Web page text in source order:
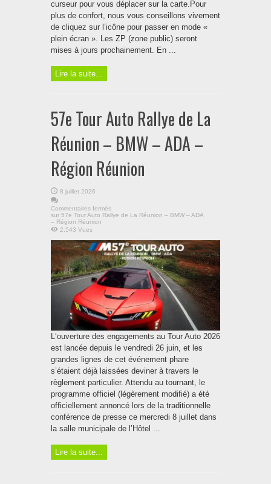
curseur pour vous déplacer sur la carte.Pour
plus de confort, nous vous conseillons vivement
de cliquez sur l’icône pour passer en mode «
plein écran ». Les ZP (zone public) seront
mises à jours prochainement. En ...
Lire la suite...
57e Tour Auto Rallye de La
Réunion – BMW – ADA –
Région Réunion
8 juillet 2026
Commentaires fermés
sur 57e Tour Auto Rallye de La Réunion – BMW – ADA
– Région Réunion
2,543 Vues
L‘ouverture des engagements au Tour Auto 2026
est lancée depuis le vendredi 26 juin, et les
grandes lignes de cet événement phare
s’étaient déjà laissées deviner à travers le
règlement particulier. Attendu au tournant, le
programme officiel (légèrement modifié) a été
officiellement annoncé lors de la traditionnelle
conférence de presse ce mercredi 8 juillet dans
la salle municipale de l’Hôtel ...
Lire la suite...